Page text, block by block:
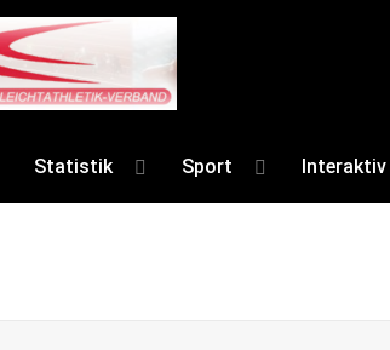
Statistik Sport Interaktiv